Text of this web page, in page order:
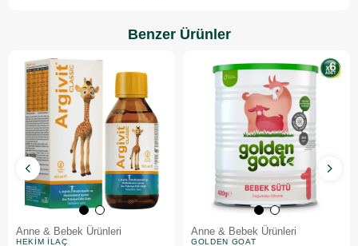
Benzer Ürünler
Anne & Bebek Ürünleri
HEKIM İLAÇ
Anne & Bebek Ürünleri
GOLDEN GOAT